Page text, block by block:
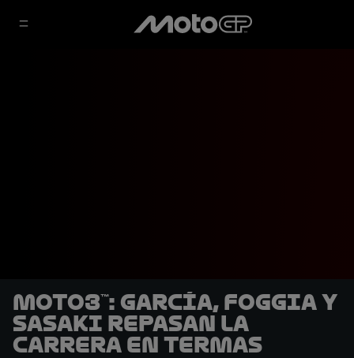
Moto3™: García, Foggia y
Sasaki repasan la
carrera en Termas